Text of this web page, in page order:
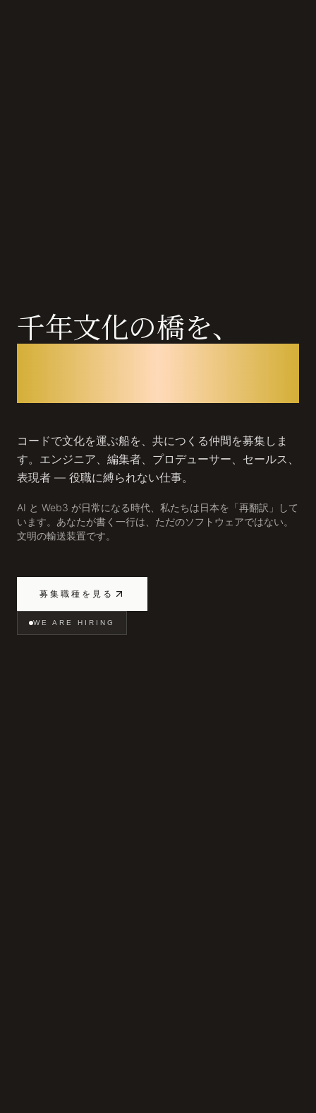
千年文化の橋を、
コードで文化を運ぶ船を、共につくる仲間を募集しま
す。エンジニア、編集者、プロデューサー、セールス、
表現者 — 役職に縛られない仕事。
AI と Web3 が日常になる時代、私たちは日本を「再翻訳」して
います。あなたが書く一行は、ただのソフトウェアではない。
文明の輸送装置です。
募集職種を見る
WE ARE HIRING